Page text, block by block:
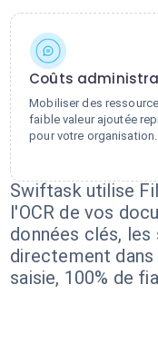
Coûts
Mobiliser des
faible valeur ajoutée
pour votre organisation.
Swiftask utilise
l'OCR de vos
données clés,
directement
saisie, 100% de